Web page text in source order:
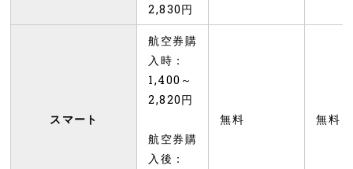
2,830円
スマート
航空券購
入時：
1,400～
2,820円
航空券購
入後：
無料 無料